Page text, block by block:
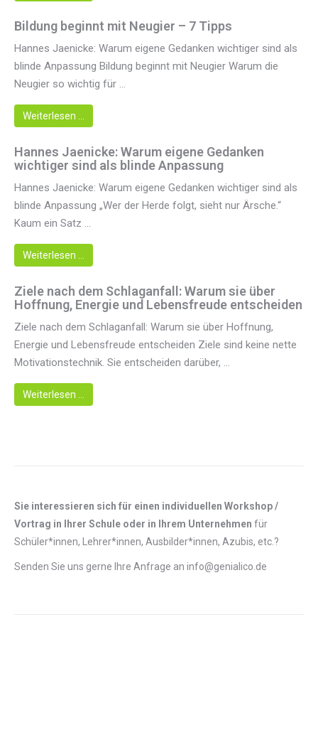
Bildung beginnt mit Neugier – 7 Tipps
Hannes Jaenicke: Warum eigene Gedanken wichtiger sind als
blinde Anpassung Bildung beginnt mit Neugier Warum die
Neugier so wichtig für ...
Weiterlesen …
Hannes Jaenicke: Warum eigene Gedanken
wichtiger sind als blinde Anpassung
Hannes Jaenicke: Warum eigene Gedanken wichtiger sind als
blinde Anpassung „Wer der Herde folgt, sieht nur Ärsche.“
Kaum ein Satz ...
Weiterlesen …
Ziele nach dem Schlaganfall: Warum sie über
Hoffnung, Energie und Lebensfreude entscheiden
Ziele nach dem Schlaganfall: Warum sie über Hoffnung,
Energie und Lebensfreude entscheiden Ziele sind keine nette
Motivationstechnik. Sie entscheiden darüber, ...
Weiterlesen …
Sie interessieren sich für einen individuellen Workshop /
Vortrag in Ihrer Schule oder in Ihrem Unternehmen für
Schüler*innen, Lehrer*innen, Ausbilder*innen, Azubis, etc.?
Senden Sie uns gerne Ihre Anfrage an info@genialico.de